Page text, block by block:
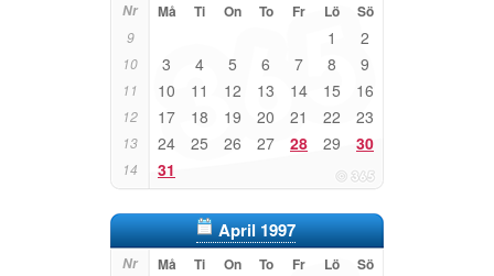
Nr Må Ti On To Fr Lö Sö
9 1 2
10 3 4 5 6 7 8 9
11 10 11 12 13 14 15 16
12 17 18 19 20 21 22 23
13 24 25 26 27 28 29 30
14 31
April 1997
Nr Må Ti On To Fr Lö Sö